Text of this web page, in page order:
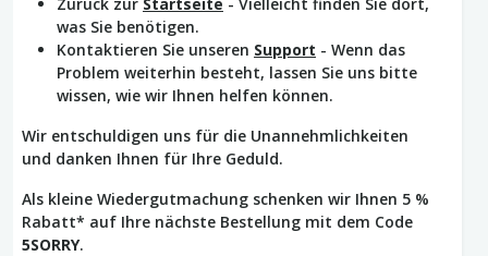
was Sie benötigen.
Kontaktieren Sie unseren Support - Wenn das
Problem weiterhin besteht, lassen Sie uns bitte
wissen, wie wir Ihnen helfen können.
Wir entschuldigen uns für die Unannehmlichkeiten
und danken Ihnen für Ihre Geduld.
Als kleine Wiedergutmachung schenken wir Ihnen 5 %
Rabatt* auf Ihre nächste Bestellung mit dem Code
5SORRY.